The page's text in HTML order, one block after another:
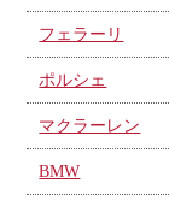
フェラーリ
ポルシェ
マクラーレン
BMW